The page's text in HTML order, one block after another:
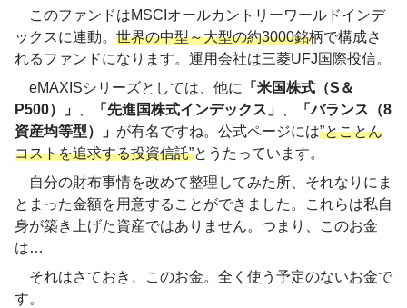
このファンドはMSCIオールカントリーワールドインデ
ックスに連動。 世界の中型～大型の約3000銘柄で構成さ
れるファンドになります。運用会社は三菱UFJ国際投信。
eMAXISシリーズとしては、他に
「米国株式（S＆
P500）」
「先進国株式インデックス」
「バランス（8
資産均等型）」 が有名ですね。公式ページには”とことん
コストを追求する投資信託”とうたっています。
自分の財布事情を改めて整理してみた所、それなりにま
とまった金額を用意することができました。これらは私自
身が築き上げた資産ではありません。つまり、このお金
は…
それはさておき、このお金。全く使う予定のないお金で
す。